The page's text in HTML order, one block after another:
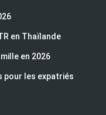
en Thaïlande
en 2026
pour les expatriés